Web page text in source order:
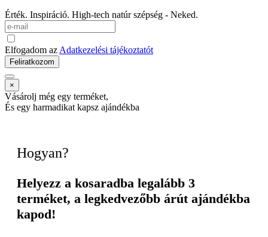
Érték. Inspiráció. High-tech natúr szépség - Neked.
Elfogadom az Adatkezelési tájékoztatót
Feliratkozom
×
Vásárolj még egy terméket,
És egy harmadikat kapsz ajándékba
Hogyan?
Helyezz a kosaradba legalább 3
terméket, a legkedvezőbb árút ajándékba
kapod!